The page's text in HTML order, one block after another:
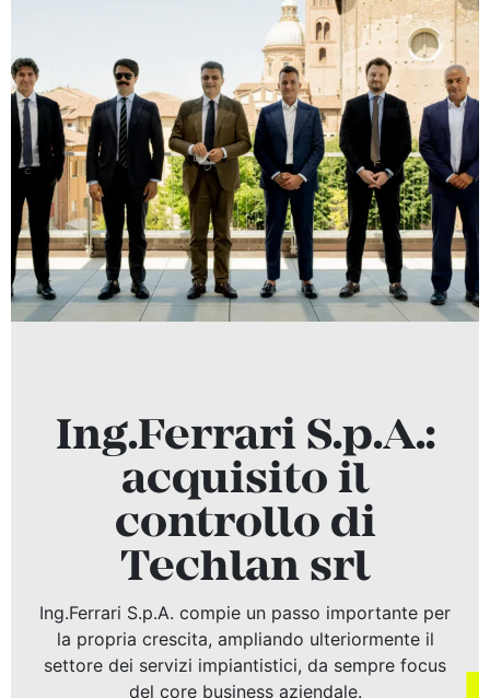
Ing.Ferrari S.p.A.:
acquisito il
controllo di
Techlan srl
Ing.Ferrari S.p.A. compie un passo importante per
la propria crescita, ampliando ulteriormente il
settore dei servizi impiantistici, da sempre focus
del core business aziendale.